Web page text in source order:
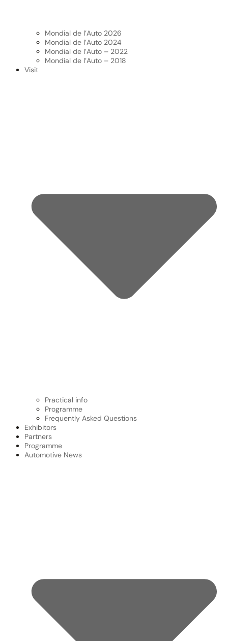
Mondial de l’Auto 2026
Mondial de l’Auto 2024
Mondial de l’Auto – 2022
Mondial de l’Auto – 2018
Visit
Practical info
Programme
Frequently Asked Questions
Exhibitors
Partners
Programme
Automotive News